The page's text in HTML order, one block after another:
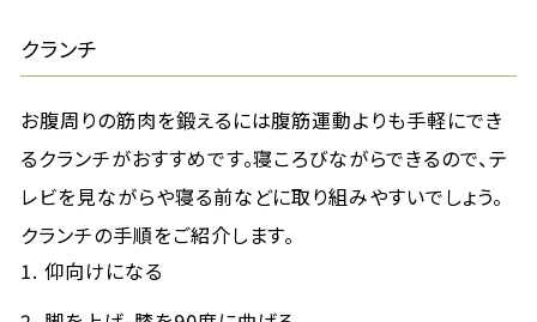
クランチ
お腹周りの筋肉を鍛えるには腹筋運動よりも手軽にでき
るクランチがおすすめです。寝ころびながらできるので、テ
レビを見ながらや寝る前などに取り組みやすいでしょう。
クランチの手順をご紹介します。
仰向けになる